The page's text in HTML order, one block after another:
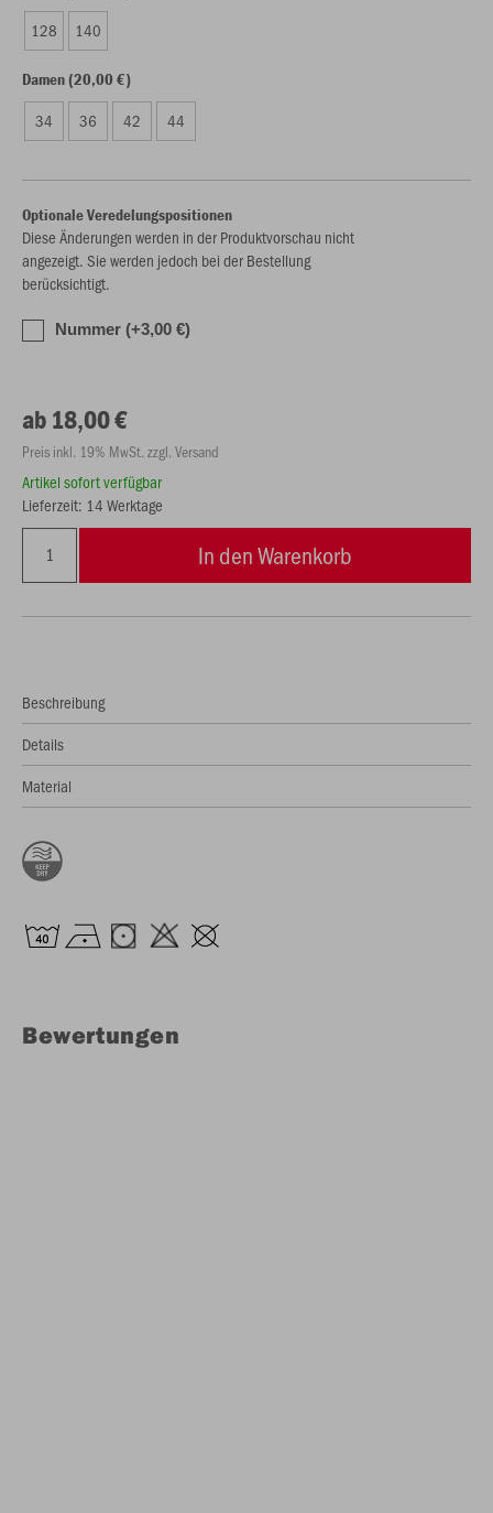
128 140
Damen (20,00 €)
34 36 42 44
Optionale Veredelungspositionen
Diese Änderungen werden in der Produktvorschau nicht
angezeigt. Sie werden jedoch bei der Bestellung
berücksichtigt.
Nummer (+3,00 €)
ab 18,00 €
Preis inkl. 19% MwSt. zzgl. Versand
Artikel sofort verfügbar
Lieferzeit: 14 Werktage
In den Warenkorb
Beschreibung
Details
Material
Bewertungen